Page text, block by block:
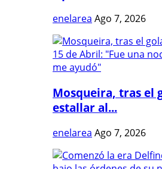
enelarea Ago 7, 2026
Mosqueira, tras el
estallar al...
enelarea Ago 7, 2026